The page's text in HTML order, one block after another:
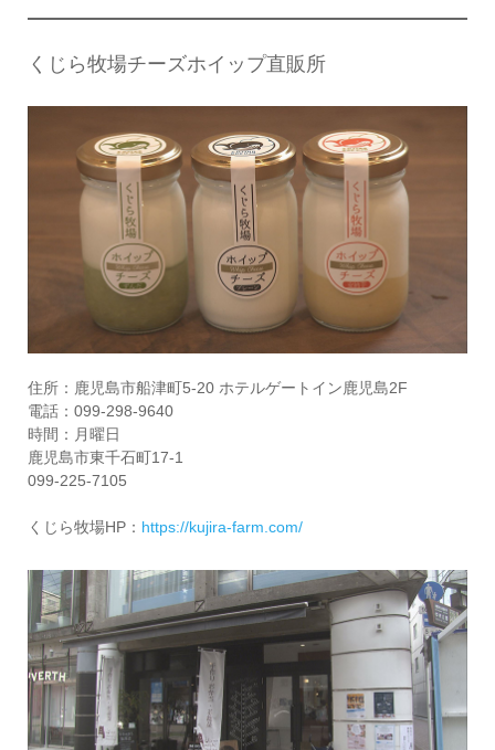
くじら牧場チーズホイップ直販所
住所：鹿児島市船津町5-20 ホテルゲートイン鹿児島2F
電話：099-298-9640
時間：月曜日
鹿児島市東千石町17-1
099-225-7105
くじら牧場HP： https://kujira-farm.com/